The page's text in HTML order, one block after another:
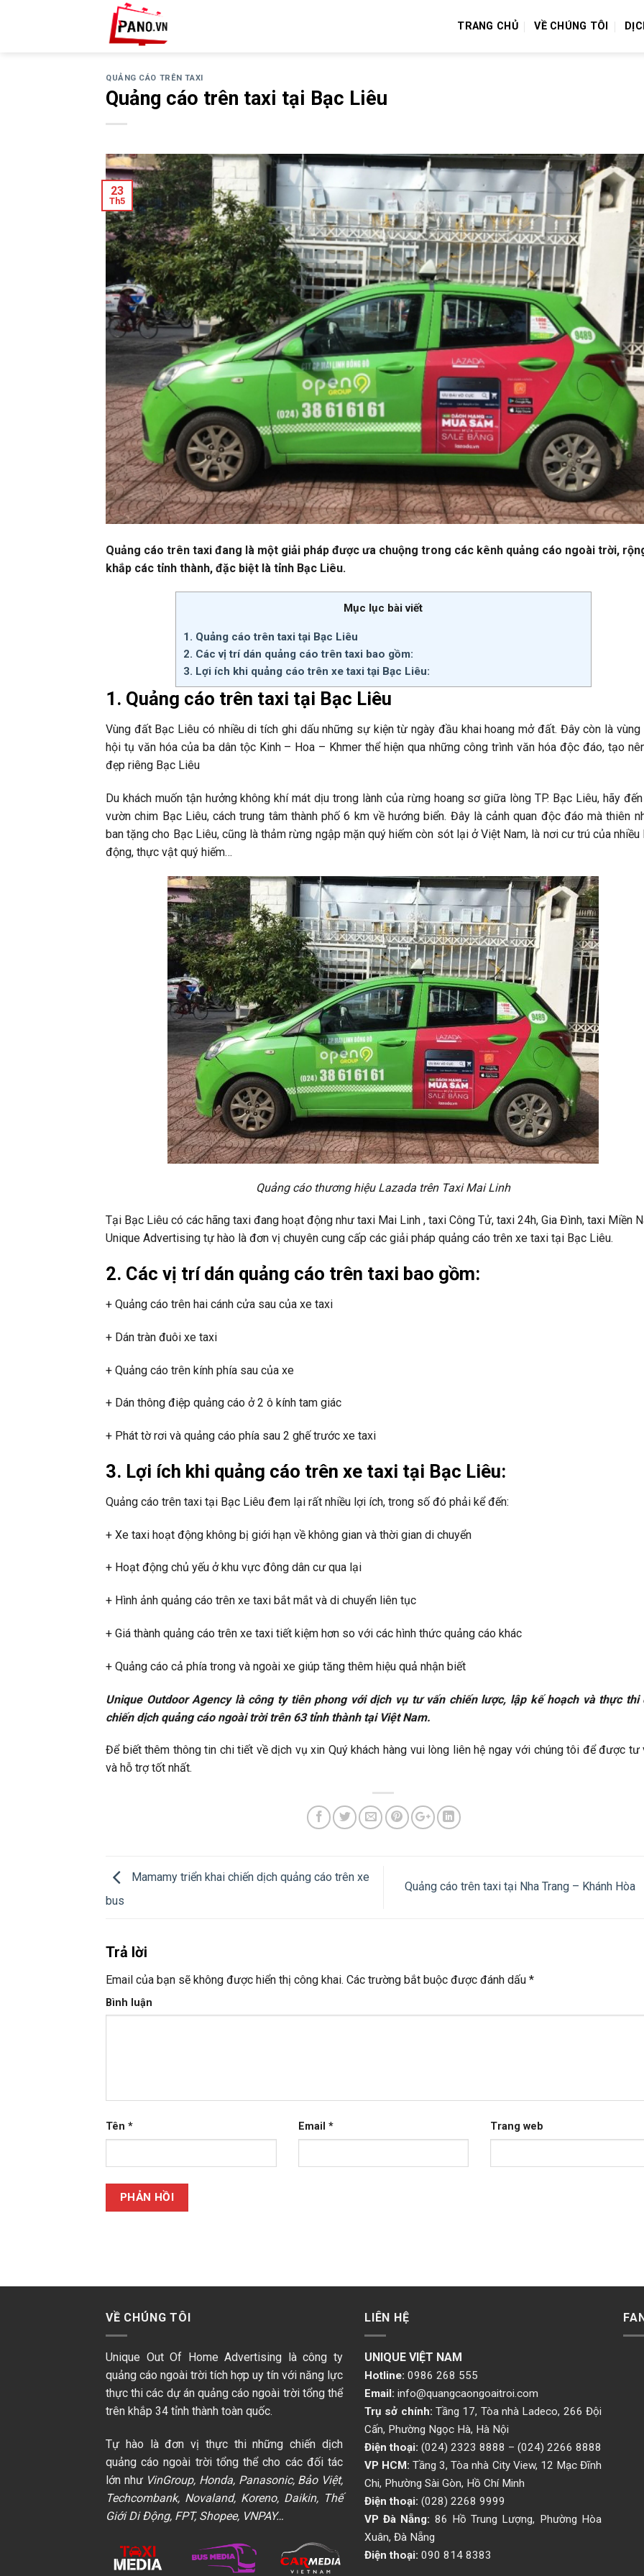
TRANG CHỦ VỀ CHÚNG TÔI
QUẢNG CÁO TRÊN TAXI
Quảng cáo trên taxi tại Bạc Liêu
23
Th5
Quảng cáo trên taxi đang là một giải pháp được ưa chuộng trong các kênh quảng cáo ngoài trời,
khắp các tỉnh thành, đặc biệt là tỉnh Bạc Liêu.
Mục lục bài viết
1. Quảng cáo trên taxi tại Bạc Liêu
2. Các vị trí dán quảng cáo trên taxi bao gồm:
3. Lợi ích khi quảng cáo trên xe taxi tại Bạc Liêu:
1. Quảng cáo trên taxi tại Bạc Liêu
Vùng đất Bạc Liêu có nhiều di tích ghi dấu những sự kiện từ ngày đầu khai hoang mở đất. Đây còn là
hội tụ văn hóa của ba dân tộc Kinh – Hoa – Khmer thể hiện qua những công trình văn hóa độc đáo, tạo
đẹp riêng Bạc Liêu
Du khách muốn tận hưởng không khí mát dịu trong lành của rừng hoang sơ giữa lòng TP. Bạc Liêu, hãy
vườn chim Bạc Liêu, cách trung tâm thành phố 6 km về hướng biển. Đây là cảnh quan độc đáo mà thiên
ban tặng cho Bạc Liêu, cũng là thảm rừng ngập mặn quý hiếm còn sót lại ở Việt Nam, là nơi cư trú của nhiều
động, thực vật quý hiếm…
Quảng cáo thương hiệu Lazada trên Taxi Mai Linh
Tại Bạc Liêu có các hãng taxi đang hoạt động như taxi Mai Linh , taxi Công Tử, taxi 24h, Gia Đình, taxi Miền
Unique Advertising tự hào là đơn vị chuyên cung cấp các giải pháp quảng cáo trên xe taxi tại Bạc Liêu.
2. Các vị trí dán quảng cáo trên taxi bao gồm:
+ Quảng cáo trên hai cánh cửa sau của xe taxi
+ Dán tràn đuôi xe taxi
+ Quảng cáo trên kính phía sau của xe
+ Dán thông điệp quảng cáo ở 2 ô kính tam giác
+ Phát tờ rơi và quảng cáo phía sau 2 ghế trước xe taxi
3. Lợi ích khi quảng cáo trên xe taxi tại Bạc Liêu:
Quảng cáo trên taxi tại Bạc Liêu đem lại rất nhiều lợi ích, trong số đó phải kể đến:
+ Xe taxi hoạt động không bị giới hạn về không gian và thời gian di chuyển
+ Hoạt động chủ yếu ở khu vực đông dân cư qua lại
+ Hình ảnh quảng cáo trên xe taxi bắt mắt và di chuyển liên tục
+ Giá thành quảng cáo trên xe taxi tiết kiệm hơn so với các hình thức quảng cáo khác
+ Quảng cáo cả phía trong và ngoài xe giúp tăng thêm hiệu quả nhận biết
Unique Outdoor Agency là công ty tiên phong với dịch vụ tư vấn chiến lược, lập kế hoạch và thực thi
chiến dịch quảng cáo ngoài trời trên 63 tỉnh thành tại Việt Nam.
Để biết thêm thông tin chi tiết về dịch vụ xin Quý khách hàng vui lòng liên hệ ngay với chúng tôi để được tư
và hỗ trợ tốt nhất.
Mamamy triển khai chiến dịch quảng cáo trên xe
bus
Quảng cáo trên taxi tại Nha Trang – Khánh Hòa
Trả lời
Email của bạn sẽ không được hiển thị công khai. Các trường bắt buộc được đánh dấu *
Bình luận
Tên * Email * Trang web
VỀ CHÚNG TÔI
Unique Out Of Home Advertising là công ty
quảng cáo ngoài trời tích hợp uy tín với năng lực
thực thi các dự án quảng cáo ngoài trời tổng thể
trên khắp 34 tỉnh thành toàn quốc.
Tự hào là đơn vị thực thi những chiến dịch
quảng cáo ngoài trời tổng thể cho các đối tác
lớn như VinGroup, Honda, Panasonic, Bảo Việt,
Techcombank, Novaland, Koreno, Daikin, Thế
Giới Di Động, FPT, Shopee, VNPAY…
LIÊN HỆ
UNIQUE VIỆT NAM
Hotline: 0986 268 555
Email: info@quangcaongoaitroi.com
Trụ sở chính: Tầng 17, Tòa nhà Ladeco, 266 Đội
Cấn, Phường Ngọc Hà, Hà Nội
Điện thoại: (024) 2323 8888 – (024) 2266 8888
VP HCM: Tầng 3, Tòa nhà City View, 12 Mạc Đĩnh
Chi, Phường Sài Gòn, Hồ Chí Minh
Điện thoại: (028) 2268 9999
VP Đà Nẵng: 86 Hồ Trung Lượng, Phường Hòa
Xuân, Đà Nẵng
Điện thoại: 090 814 8383